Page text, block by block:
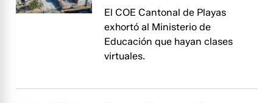
El COE Cantonal de Playas
exhortó al Ministerio de
Educación que hayan clases
virtuales.